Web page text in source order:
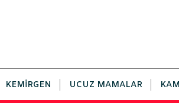
KEMIRGEN UCUZ MAMALAR